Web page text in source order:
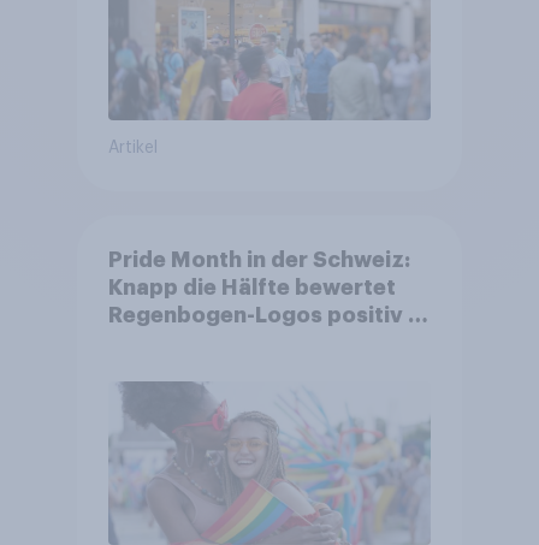
Artikel
Pride Month in der Schweiz:
Knapp die Hälfte bewertet
Regenbogen-Logos positiv –